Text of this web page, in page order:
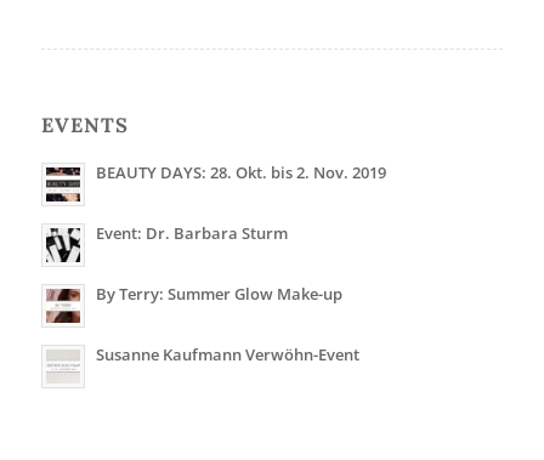
EVENTS
BEAUTY DAYS: 28. Okt. bis 2. Nov. 2019
Event: Dr. Barbara Sturm
By Terry: Summer Glow Make-up
Susanne Kaufmann Verwöhn-Event